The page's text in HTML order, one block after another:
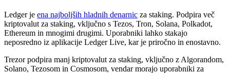
Ledger je ena najboljših hladnih denarnic za staking. Podpira več
kriptovalut za staking, vključno s Tezos, Tron, Solana, Polkadot,
Ethereum in mnogimi drugimi. Uporabniki lahko stakajo
neposredno iz aplikacije Ledger Live, kar je priročno in enostavno.
Trezor podpira manj kriptovalut za staking, vključno z Algorandom,
Solano, Tezosom in Cosmosom, vendar morajo uporabniki za